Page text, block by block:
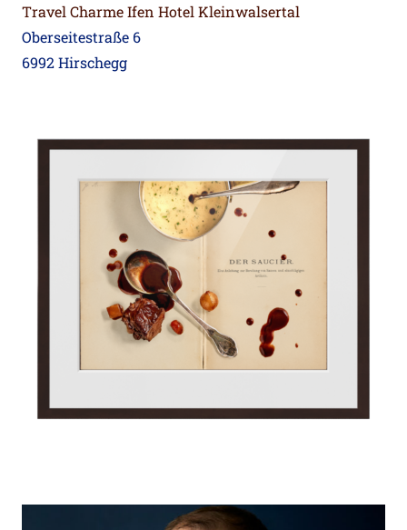
Travel Charme Ifen Hotel Kleinwalsertal
Oberseitestraße 6
6992 Hirschegg
gerahmter Print